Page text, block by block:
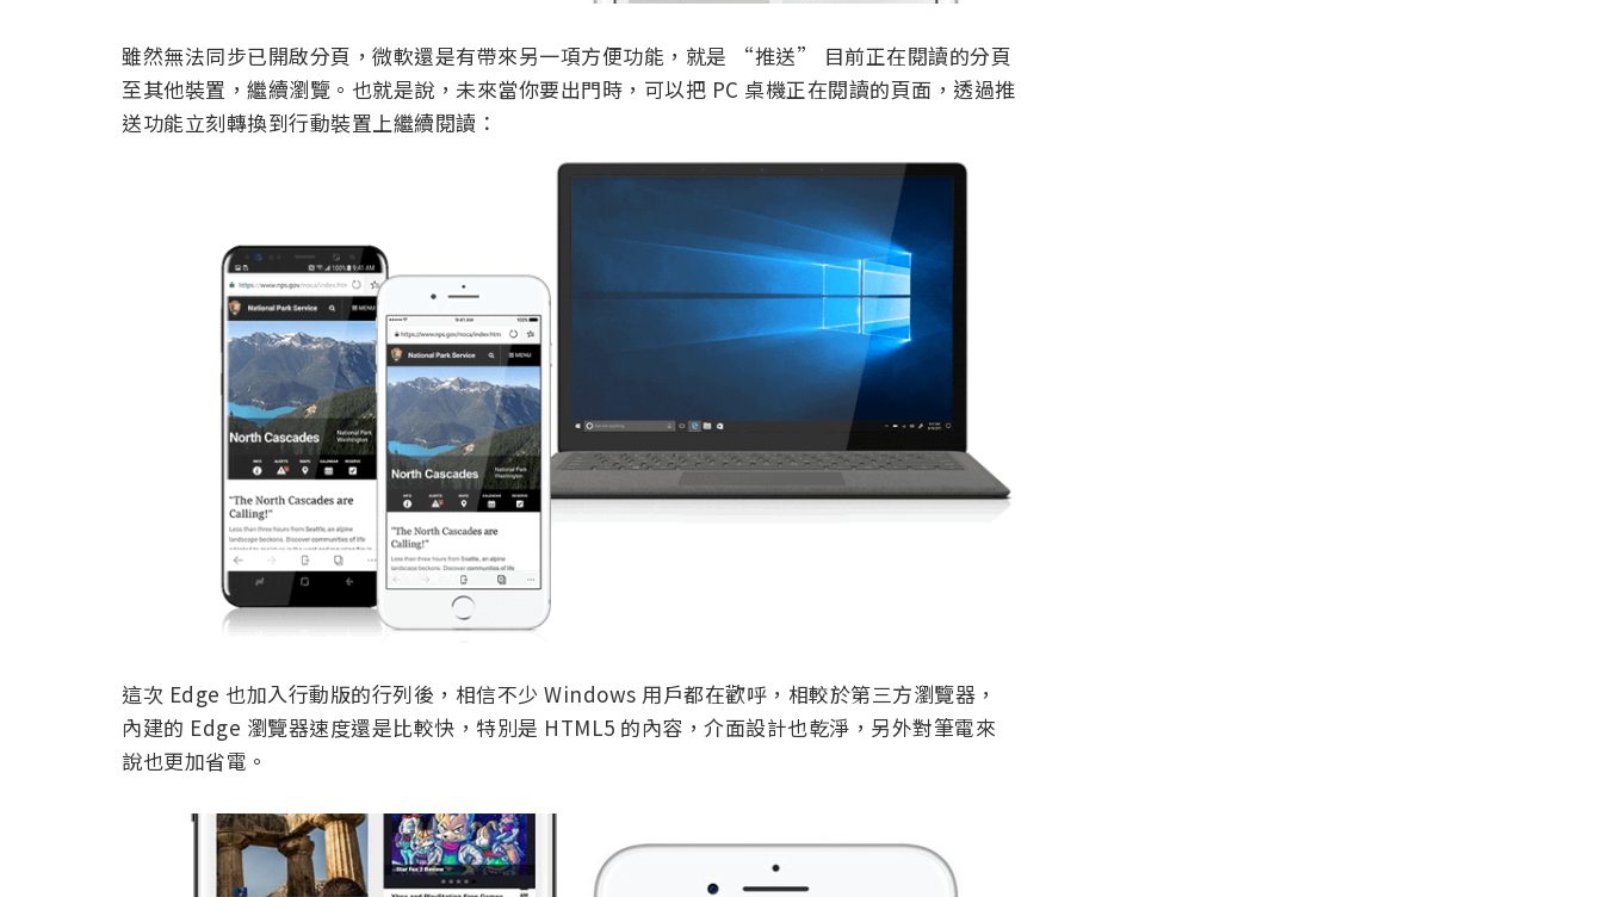
雖然無法同步已開啟分頁，微軟還是有帶來另一項方便功能，就是 “推送” 目前正在閱讀的分頁
至其他裝置，繼續瀏覽。也就是說，未來當你要出門時，可以把 PC 桌機正在閱讀的頁面，透過推
送功能立刻轉換到行動裝置上繼續閱讀：
這次 Edge 也加入行動版的行列後，相信不少 Windows 用戶都在歡呼，相較於第三方瀏覽器，
內建的 Edge 瀏覽器速度還是比較快，特別是 HTML5 的內容，介面設計也乾淨，另外對筆電來
說也更加省電。